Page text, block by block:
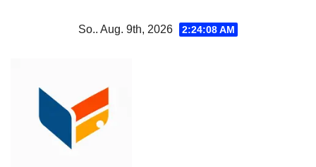
So.. Aug. 9th, 2026 2:24:08 AM